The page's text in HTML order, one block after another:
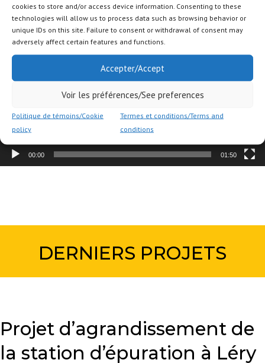
cookies to store and/or access device information. Consenting to these
technologies will allow us to process data such as browsing behavior or
unique IDs on this site. Failure to consent or withdrawal of consent may
adversely affect certain features and functions.
Accepter/Accept
Voir les préférences/See preferences
Politique de témoins/Cookie
policy
Termes et conditions/Terms and
conditions
Lecteur
00:00 01:50
DERNIERS PROJETS
Projet d’agrandissement de
la station d’épuration à Léry